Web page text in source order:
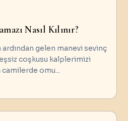
Nasıl Kılınır?
gelen manevi sevinç
coşkusu kalplerimizi
omu...